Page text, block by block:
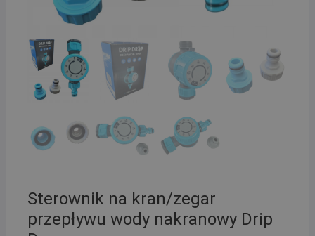
Sterownik na kran/zegar
przepływu wody nakranowy Drip